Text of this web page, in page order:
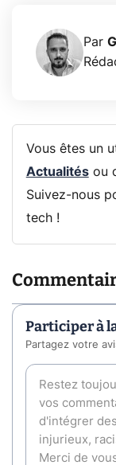
Par
Vous êtes un
Actualitésou
Suivez-nous
tech !
Participer à
Partagez votre